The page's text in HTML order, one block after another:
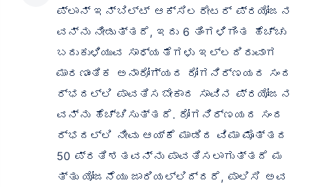
ಪ್ಲಾನ್ ಇನ್‌ಬಿಲ್ಟ್ ಆಕ್ಸಿಲರೇಟರ್ ಪ್ರಯೋಜನ
ವನ್ನು ನೀಡುತ್ತದೆ, ಇದು 6 ತಿಂಗಳಿಗಿಂತ ಹೆಚ್ಚು
ಬದುಕುಳಿಯುವ ಸಾಧ್ಯತೆಗಳು ಇಲ್ಲದಿರುವಾಗ
ಮಾರಣಾಂತಿಕ ಅನಾರೋಗ್ಯದ ರೋಗನಿರ್ಣಯದ ಸಂದ
ರ್ಭದಲ್ಲಿ ಪಾವತಿಸಬೇಕಾದ ಸಾವಿನ ಪ್ರಯೋಜನ
ವನ್ನು ಹೆಚ್ಚಿಸುತ್ತದೆ. ರೋಗನಿರ್ಣಯದ ಸಂದ
ರ್ಭದಲ್ಲಿ ನೀವು ಆಯ್ಕೆ ಮಾಡಿದ ವಿಮಾ ಮೊತ್ತದ
50 ಪ್ರತಿಶತವನ್ನು ಪಾವತಿಸಲಾಗುತ್ತದೆ ಮ
ತ್ತು ಯೋಜನೆಯು ಜಾರಿಯಲ್ಲಿದ್ದರೆ, ಪಾಲಿಸಿ ಅವ